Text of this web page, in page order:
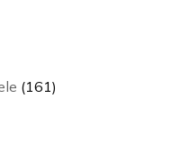
161161